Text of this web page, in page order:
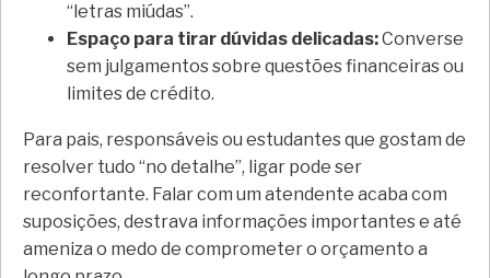
“letras miúdas”.
Espaço para tirar dúvidas delicadas:Converse
sem julgamentos sobre questões financeiras ou
limites de crédito.
Para pais, responsáveis ou estudantes que gostam de
resolver tudo “no detalhe”, ligar pode ser
reconfortante. Falar com um atendente acaba com
suposições, destrava informações importantes e até
ameniza o medo de comprometer o orçamento a